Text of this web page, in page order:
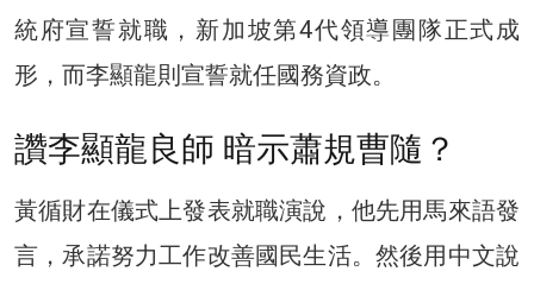
統府宣誓就職，新加坡第4代領導團隊正式成
形，而李顯龍則宣誓就任國務資政。
讚李顯龍良師 暗示蕭規曹隨？
黃循財在儀式上發表就職演說，他先用馬來語發
言，承諾努力工作改善國民生活。然後用中文說